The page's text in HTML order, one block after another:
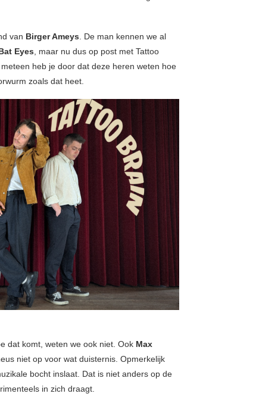
van Birger Ameys. De man kennen we al
Eyes, maar nu dus op post met Tattoo
heb je door dat deze heren weten hoe
zoals dat heet.
dat komt, weten we ook niet. Ook Max
niet op voor wat duisternis. Opmerkelijk
bocht inslaat. Dat is niet anders op de
in zich draagt.